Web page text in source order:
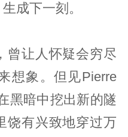
成下一刻。
曾让人怀疑会穷尽
想象。但见Pierre
黑暗中挖出新的隧
饶有兴致地穿过万